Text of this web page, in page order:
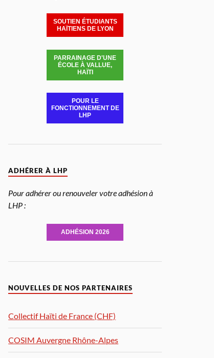
SOUTIEN ÉTUDIANTS
HAÏTIENS DE LYON
PARRAINAGE D'UNE
ÉCOLE À VALLUE,
HAÏTI
POUR LE
FONCTIONNEMENT DE
LHP
ADHÉRER À LHP
Pour adhérer ou renouveler votre adhésion à
LHP :
ADHÉSION 2026
NOUVELLES DE NOS PARTENAIRES
Collectif Haïti de France (CHF)
COSIM Auvergne Rhône-Alpes